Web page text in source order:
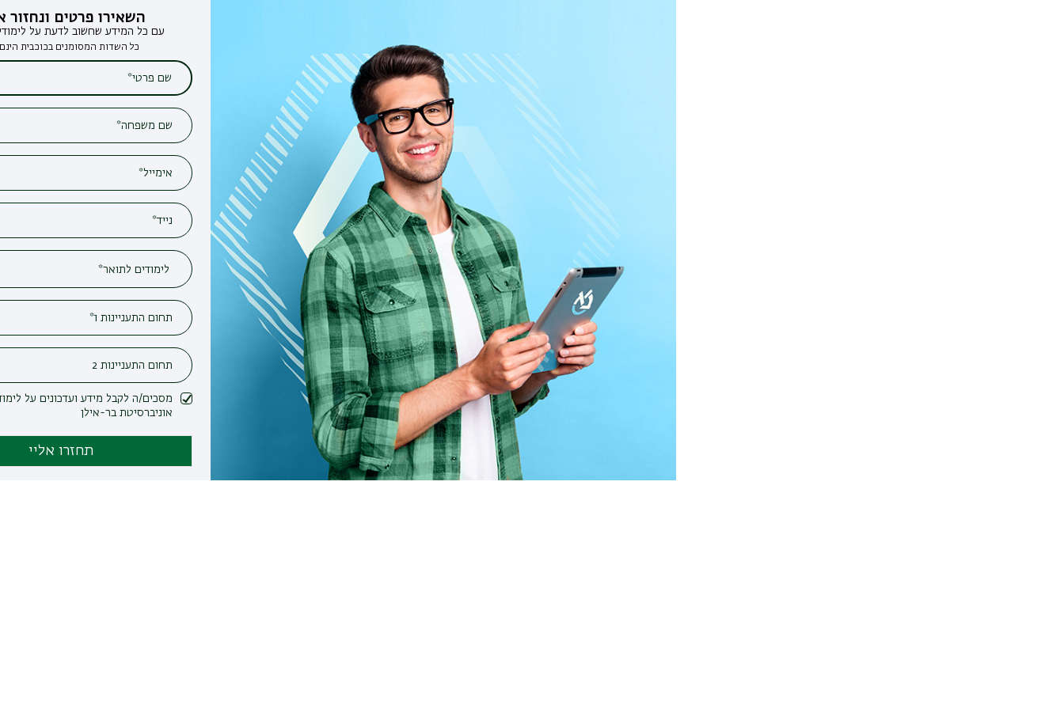
השאירו פרטים ונחזור אליכם
עם כל המידע שחשוב לדעת על לימודים בבר-אילן
כל השדות המסומנים בכוכבית הינם חובה*
מסכים/ה לקבל מידע ועדכונים על לימודים ופעילות
אוניברסיטת בר-אילן